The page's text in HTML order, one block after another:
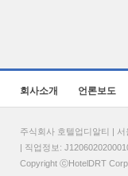
회사소개 언론보도
주식회사 호텔업디알티 |
| 직업정보:
Copyright ⓒHotelDRT